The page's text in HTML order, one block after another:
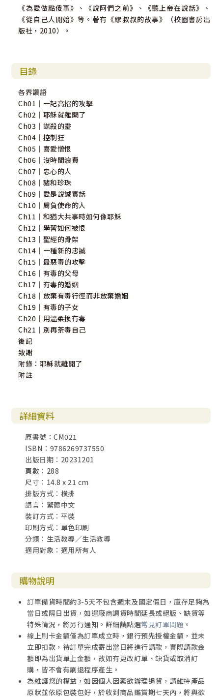
《為愛做點傻事》、《說阿們之前》、《聽上帝在說話》、
《從自己人開始》等。著有《繆叔叔的故事》（校園書房出
版社，2010）。
目錄
各界讚語
Ch01｜一記高招的攻擊
Ch02｜耶穌就離開了
Ch03｜謀殺的靈
Ch04｜控制狂
Ch05｜喜愛憎恨
Ch06｜沒時間浪費
Ch07｜忠心的人
Ch08｜豬和珍珠
Ch09｜愛是說誠實話
Ch10｜肩負使命的人
Ch11｜和猶大共事時如何像耶穌
Ch12｜學習如何被恨
Ch13｜聖經的骨架
Ch14｜一種新的忠誠
Ch15｜最惡毒的攻擊
Ch16｜有毒的父母
Ch17｜有毒的婚姻
Ch18｜放棄有毒行徑而非放棄婚姻
Ch19｜有毒的子女
Ch20｜用溫柔換有毒
Ch21｜別再荼毒自己
後記
致謝
附錄：耶穌就離開了
附註
詳細資料
原書號：CM021
ISBN：9786269737550
出版日期：20231201
頁數：288
尺寸：14.8 x 21 cm
排版方式：橫排
語言：繁體中文
裝訂方式：平裝
印刷方式：單色印刷
分類：生活教導／生活教導
適用對象：適用所有人
購物說明
訂單備貨時間約3-5天不包含週末及國定假日，庫存足夠為
當日或隔日出貨，如遇廠商調貨時間延長或絕版、缺貨等
特殊情況，將另行通知。詳細請點選常見訂單問題 。
線上刷卡金額僅為訂單成立時，銀行預先授權金額，並未
立即扣款，待訂單完成寄出當日將進行請款，實際請款金
額即為出貨單上金額，故如有更改訂單、缺貨或取消訂
購，皆不會有刷退程序產生。
為維護您的權益，如因個人因素欲辦理退貨，請維持產品
原狀並依原包裝包好，於收到商品鑑賞期七天內，將與欲